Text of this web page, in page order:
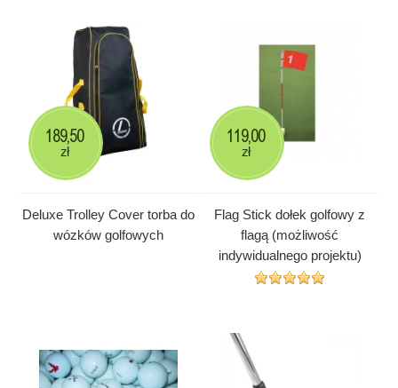
Deluxe Trolley Cover torba do
wózków golfowych
189,50
zł
Flag Stick dołek golfowy z
flagą (możliwość
indywidualnego projektu)
119,00
zł